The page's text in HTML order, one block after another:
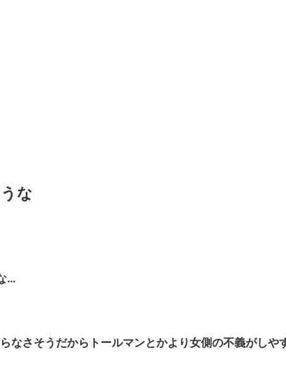
な
…
なさそうだからトールマンとかより女側の不義がしや